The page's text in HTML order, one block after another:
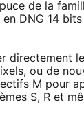
de la
DNG 14
directement
ou de
M pour
S, R et